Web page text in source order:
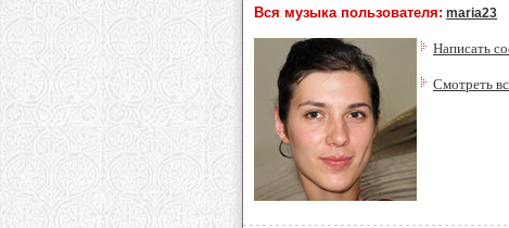
Вся музыка пользователя: maria23
Написать
Смотреть